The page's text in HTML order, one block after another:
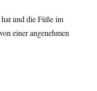
und die Füße im
einer angenehmen